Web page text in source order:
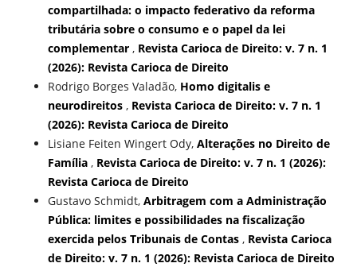
compartilhada: o impacto federativo da reforma
tributária sobre o consumo e o papel da lei
complementar , Revista Carioca de Direito: v. 7 n. 1
(2026): Revista Carioca de Direito
Rodrigo Borges Valadão, Homo digitalis e
neurodireitos , Revista Carioca de Direito: v. 7 n. 1
(2026): Revista Carioca de Direito
Lisiane Feiten Wingert Ody, Alterações no Direito de
Família , Revista Carioca de Direito: v. 7 n. 1 (2026):
Revista Carioca de Direito
Gustavo Schmidt, Arbitragem com a Administração
Pública: limites e possibilidades na fiscalização
exercida pelos Tribunais de Contas , Revista Carioca
de Direito: v. 7 n. 1 (2026): Revista Carioca de Direito